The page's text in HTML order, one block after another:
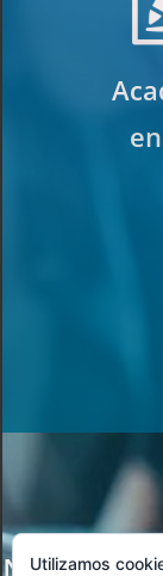
Utilizamos